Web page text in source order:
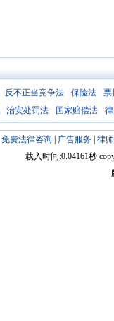
反不正当竞争法 保险法
票
治安处罚法 国家赔偿法
免费法律咨询 广告服务| 律
载入时间:0.04161秒